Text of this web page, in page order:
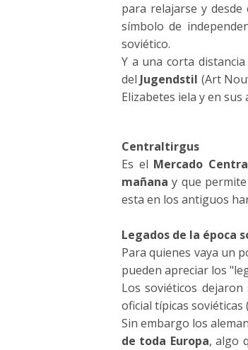
para relajarse y
símbolo de
soviético.
Y a una corta
delJugendstil (Art
Elizabetes iela y en sus
Centraltirgus
Es el Mercado
mañana y que
esta en los antiguos
Legados de la época
Para quienes vaya un
pueden apreciar los
Los soviéticos
oficial típicas
Sin embargo los
de toda Europa, algo